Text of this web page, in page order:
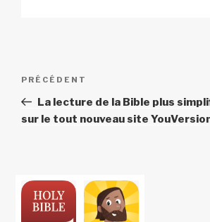
Navigation
l’article
Article
précédent
PRÉCÉDENT
La lecture de la Bible plus
sur le tout nouveau site